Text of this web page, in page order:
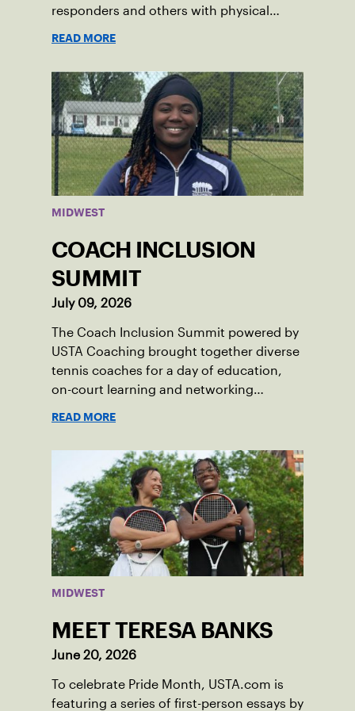
responders and others with physical
the court.
READ MORE
MIDWEST
COACH INCLUSION
SUMMIT
July 09, 2026
The Coach Inclusion Summit powered by
USTA Coaching brought together diverse
tennis coaches for a day of education,
on-court learning and networking
moments from the event.
READ MORE
MIDWEST
MEET TERESA BANKS
June 20, 2026
To celebrate Pride Month, USTA.com is
featuring a series of first-person essays by